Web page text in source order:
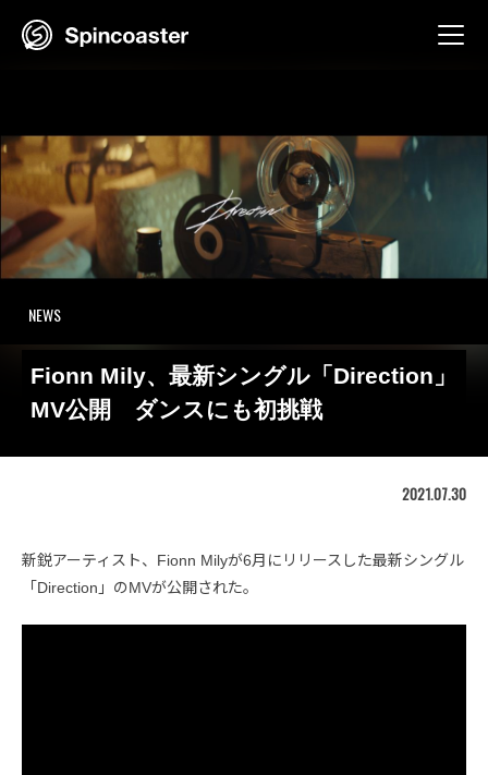
NEWS
Fionn Mily、最新シングル「Direction」
MV公開 ダンスにも初挑戦
2021.07.30
新鋭アーティスト、Fionn Milyが6月にリリースした最新シングル
「Direction」のMVが公開された。